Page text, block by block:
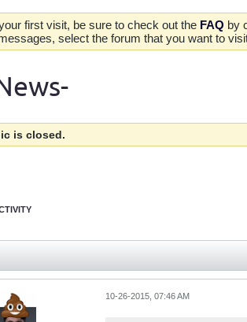
first visit, be sure to check out the FAQ by
select the forum that you want to
is closed.
10-26-2015, 07:46 AM